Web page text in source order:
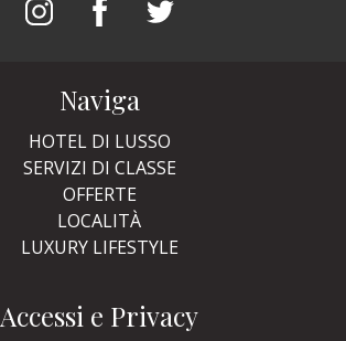
Naviga
HOTEL DI LUSSO
SERVIZI DI CLASSE
OFFERTE
LOCALITÀ
LUXURY LIFESTYLE
Accessi e Privacy